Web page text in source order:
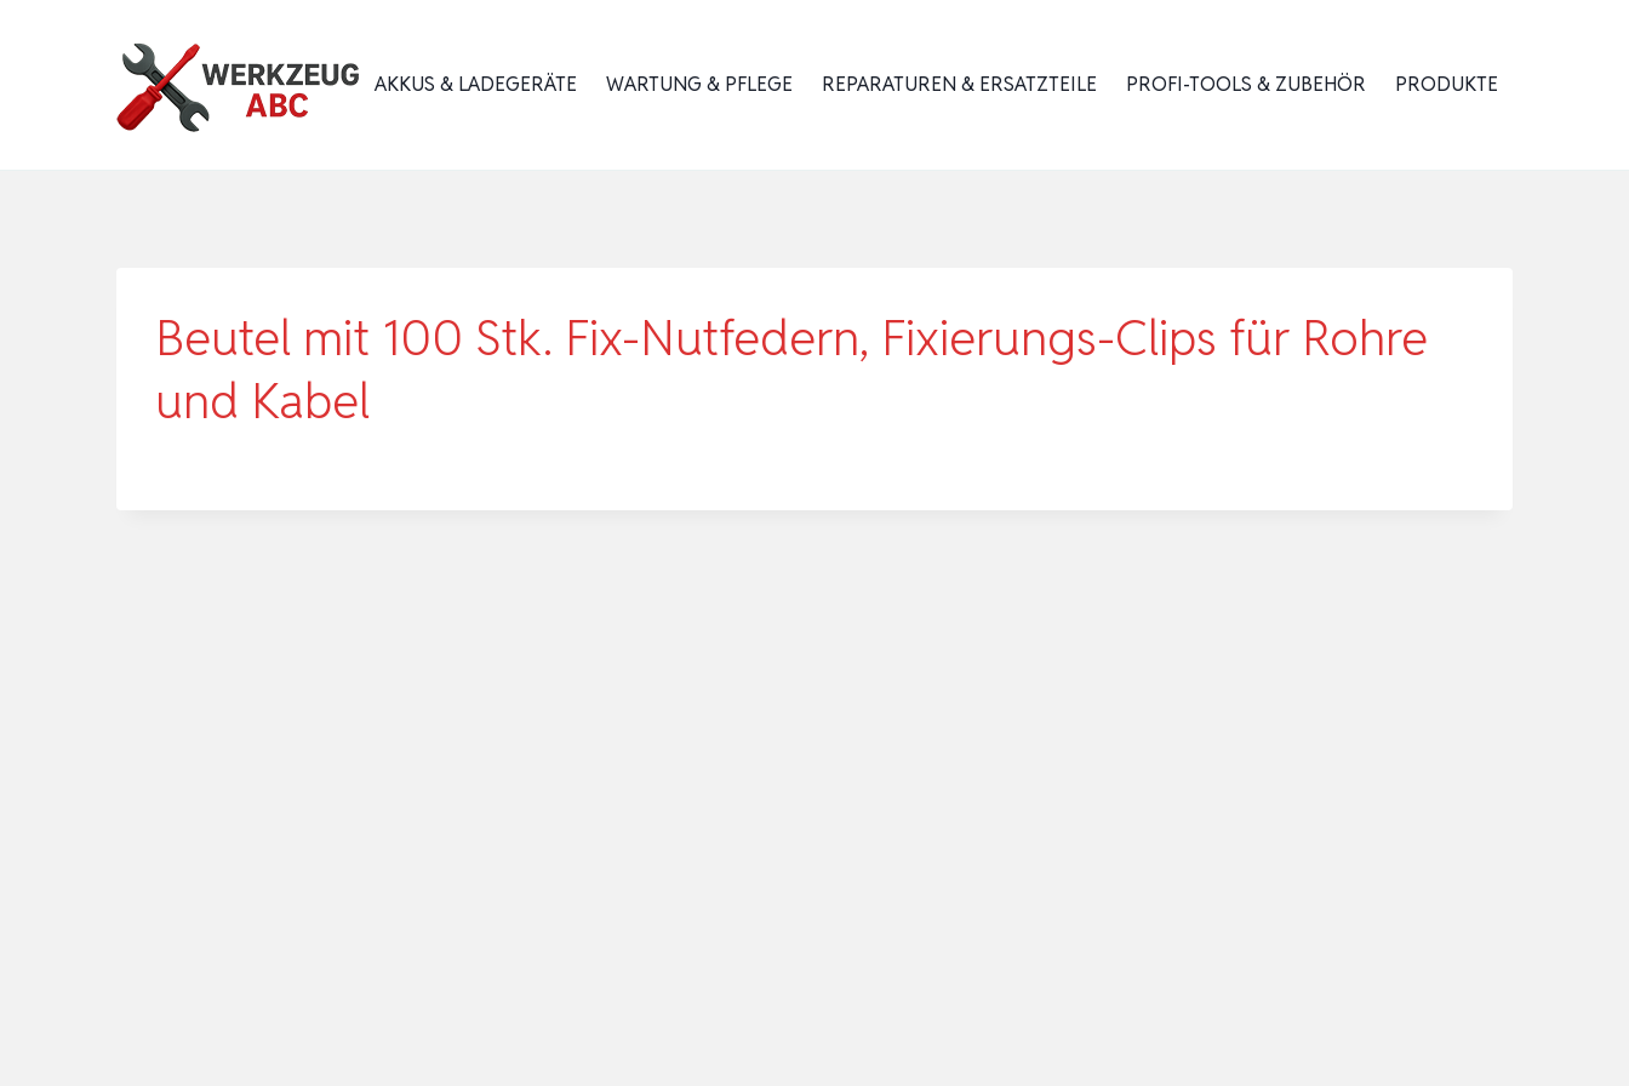
AKKUS & LADEGERÄTE WARTUNG & PFLEGE REPARATUREN & ERSATZTEILE PROFI-TOOLS & ZUBEHÖR PRODUKTE
Beutel mit 100 Stk. Fix-Nutfedern, Fixierungs-Clips für Rohre
und Kabel